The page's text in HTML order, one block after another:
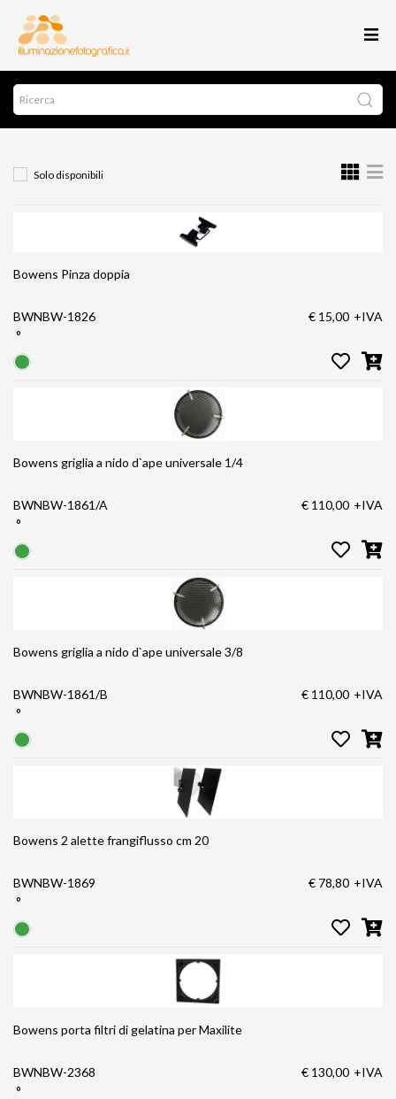
Solo disponibili
Bowens Pinza doppia
BWNBW-1826
°
€ 15,00 +IVA
Bowens griglia a nido d`ape universale 1/4
BWNBW-1861/A
°
€ 110,00 +IVA
Bowens griglia a nido d`ape universale 3/8
BWNBW-1861/B
°
€ 110,00 +IVA
Bowens 2 alette frangiflusso cm 20
BWNBW-1869
°
€ 78,80 +IVA
Bowens porta filtri di gelatina per Maxilite
BWNBW-2368
°
€ 130,00 +IVA